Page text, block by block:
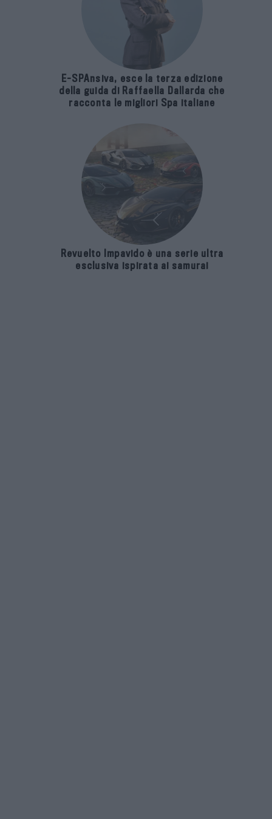
E-SPAnsiva, esce la terza edizione
della guida di Raffaella Dallarda che
racconta le migliori Spa italiane
Revuelto Impavido è una serie ultra
esclusiva ispirata ai samurai